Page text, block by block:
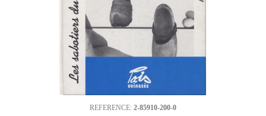
REFERENCE: 2-85910-200-0